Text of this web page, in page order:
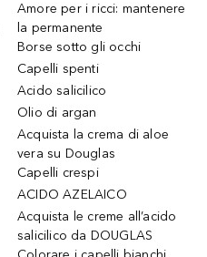
Amore per i ricci: mantenere
la permanente
Borse sotto gli occhi
Capelli spenti
Acido salicilico
Olio di argan
Acquista la crema di aloe
vera su Douglas
Capelli crespi
ACIDO AZELAICO
Acquista le creme all’acido
salicilico da DOUGLAS